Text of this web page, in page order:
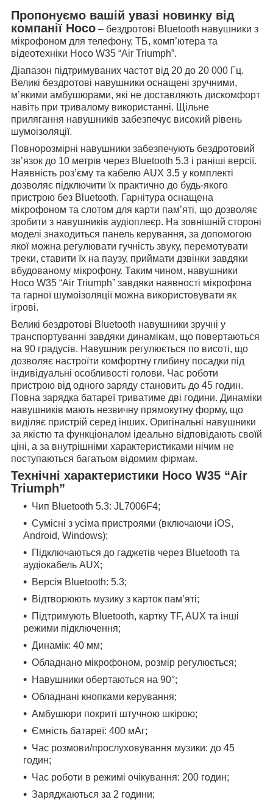
Пропонуємо вашій увазі новинку від
компанії Hoco – бездротові Bluetooth навушники з
мікрофоном для телефону, ТБ, комп’ютера та
відеотехніки Hoco W35 “Air Triumph”.
Діапазон підтримуваних частот від 20 до 20 000 Гц.
Великі бездротові навушники оснащені зручними,
м’якими амбушюрами, які не доставляють дискомфорт
навіть при тривалому використанні. Щільне
прилягання навушників забезпечує високий рівень
шумоізоляції.
Повнорозмірні навушники забезпечують бездротовий
зв’язок до 10 метрів через Bluetooth 5.3 і раніші версії.
Наявність роз’єму та кабелю AUX 3.5 у комплекті
дозволяє підключити їх практично до будь-якого
пристрою без Bluetooth. Гарнітура оснащена
мікрофоном та слотом для карти пам’яті, що дозволяє
зробити з навушників аудіоплеєр. На зовнішній стороні
моделі знаходиться панель керування, за допомогою
якої можна регулювати гучність звуку, перемотувати
треки, ставити їх на паузу, приймати дзвінки завдяки
вбудованому мікрофону. Таким чином, навушники
Hoco W35 “Air Triumph” завдяки наявності мікрофона
та гарної шумоізоляції можна використовувати як
ігрові.
Великі бездротові Bluetooth навушники зручні у
транспортуванні завдяки динамікам, що повертаються
на 90 градусів. Навушник регулюється по висоті, що
дозволяє настроїти комфортну глибину посадки під
індивідуальні особливості голови. Час роботи
пристрою від одного заряду становить до 45 годин.
Повна зарядка батареї триватиме дві години. Динаміки
навушників мають незвичну прямокутну форму, що
виділяє пристрій серед інших. Оригінальні навушники
за якістю та функціоналом ідеально відповідають своїй
ціні, а за внутрішніми характеристиками нічим не
поступаються багатьом відомим фірмам.
Технічні характеристики Hoco W35 “Air
Triumph”
Чип Bluetooth 5.3: JL7006F4;
Сумісні з усіма пристроями (включаючи iOS,
Android, Windows);
Підключаються до гаджетів через Bluetooth та
аудіокабель AUX;
Версія Bluetooth: 5.3;
Відтворюють музику з карток пам’яті;
Підтримують Bluetooth, картку TF, AUX та інші
режими підключення;
Динамік: 40 мм;
Обладнано мікрофоном, розмір регулюється;
Навушники обертаються на 90°;
Обладнані кнопками керування;
Амбушюри покриті штучною шкірою;
Ємність батареї: 400 мАг;
Час розмови/прослуховування музики: до 45
годин;
Час роботи в режимі очікування: 200 годин;
Заряджаються за 2 години;